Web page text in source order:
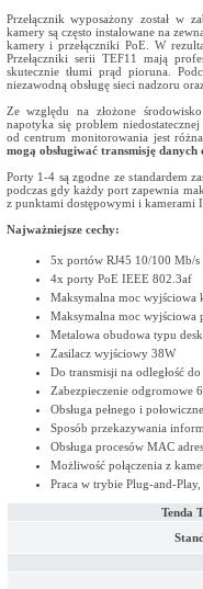
Przełącznik wyposażony został w
kamery są często instalowane na
kamery i przełączniki PoE. W
Przełączniki serii TEF11 mają
skutecznie tłumi prąd pioruna.
niezawodną obsługę sieci nadzoru
Ze względu na złożone
napotyka się problem
od centrum monitorowania jest
mogą obsługiwać transmisję danych
Porty 1-4 są zgodne ze standardem
podczas gdy każdy port zapewnia
z punktami dostępowymi i kamerami
Najważniejsze cechy:
5x portów RJ45 10/100 Mb/
4x porty PoE IEEE 802.3af
Maksymalna moc wyjściowa
Maksymalna moc wyjściowa
Metalowa obudowa typu
Zasilacz wyjściowy 38W
Do transmisji na odległość
Zabezpieczenie odgromowe
Obsługa pełnego i
Sposób przekazywania
Obsługa procesów MAC
Możliwość połączenia z
Praca w trybie Plug-and-
Tenda